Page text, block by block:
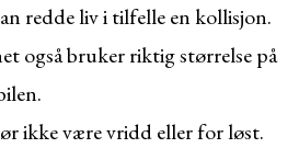
redde liv i tilfelle en kollisjon.
også bruker riktig størrelse på
ikke være vridd eller for løst.